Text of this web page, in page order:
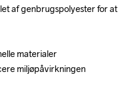
af genbrugspolyester for at
materialer
miljøpåvirkningen
af genbrugspolyester for at
materialer
miljøpåvirkningen